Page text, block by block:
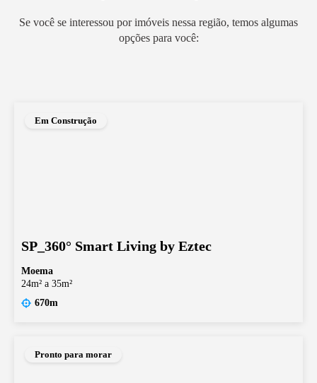
Se você se interessou por imóveis nessa região, temos algumas
opções para você:
Em Construção
SP_360° Smart Living by Eztec
Moema
24m² a 35m²
670m
Pronto para morar